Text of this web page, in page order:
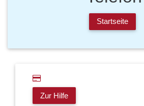
Startseite
Zur Hilfe